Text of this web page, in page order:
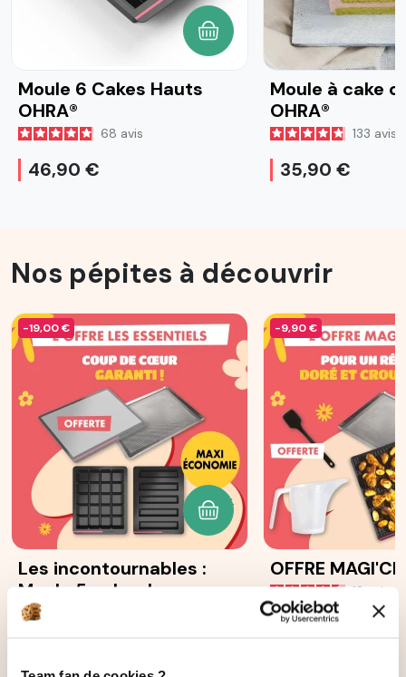
Moule 6 Cakes Hauts
OHRA®
68 avis
46,90 €
AJOUTER AU PANIER
Moule à cake
OHRA®
133 avis
35,90 €
Nos pépites à découvrir
-19,00 €
Les incontournables :
Moule 5 cakes longs
Ohra®
112,70 €
AJOUTER AU PANIER
-9,90 €
OFFRE
12avis